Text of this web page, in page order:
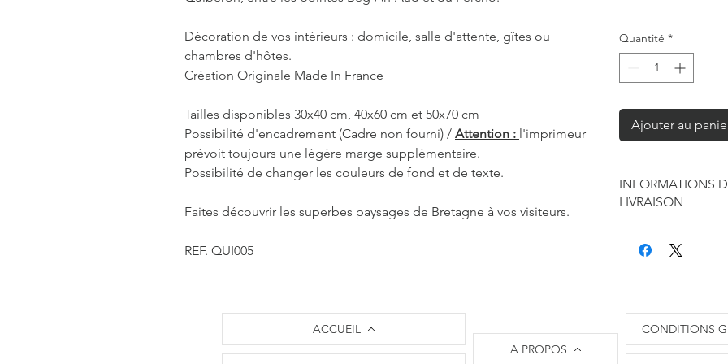
Décoration de vos intérieurs : domicile, salle d'attente, gîtes ou
chambres d'hôtes.
Création Originale Made In France
Tailles disponibles 30x40 cm, 40x60 cm et 50x70 cm
Possibilité d'encadrement (Cadre non fourni) / Attention : l'imprimeur
prévoit toujours une légère marge supplémentaire.
Possibilité de changer les couleurs de fond et de texte.
Faites découvrir les superbes paysages de Bretagne à vos visiteurs.
REF. QUI005
Quantité *
Ajouter au
INFORMATIONS
LIVRAISON
seule à sa
des affiches et
Les délais
généralement de 2
ACCUEIL
A PROPOS
CONDITIONS